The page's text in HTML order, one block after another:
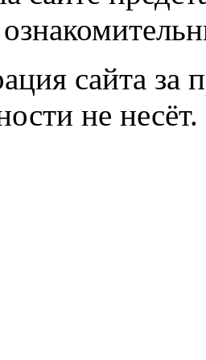
сайта за
не несёт.